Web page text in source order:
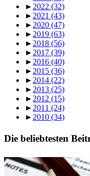
► 2022 (32)
► 2021 (43)
► 2020 (47)
► 2019 (63)
► 2018 (56)
► 2017 (39)
► 2016 (40)
► 2015 (36)
► 2014 (22)
► 2013 (25)
► 2012 (15)
► 2011 (24)
► 2010 (34)
Die beliebtesten